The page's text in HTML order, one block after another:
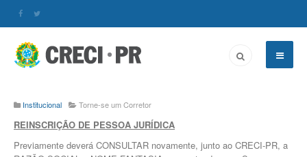
Institucional Torne-se um Corretor
REINSCRIÇÃO DE PESSOA JURÍDICA
Previamente deverá CONSULTAR novamente, junto ao CRECI-PR, a